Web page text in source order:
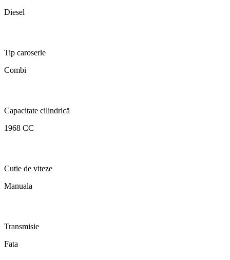
Diesel
Tip caroserie
Combi
Capacitate cilindrică
1968 CC
Cutie de viteze
Manuala
Transmisie
Fata